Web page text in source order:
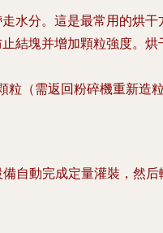
水分。這是最常用的烘干
結塊并增加顆粒強度。烘
粒（需返回粉碎機重新造
自動完成定量灌裝，然